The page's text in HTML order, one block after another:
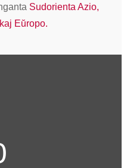
Sudorienta Azio,
Eŭropo.